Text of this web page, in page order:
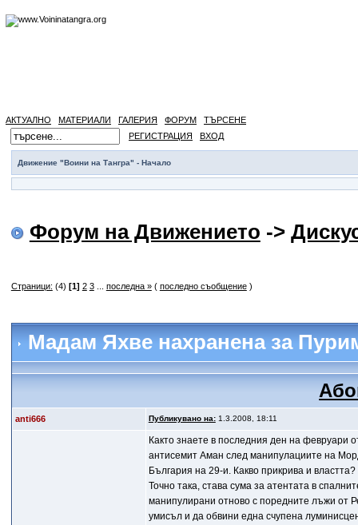
АКТУАЛНО МАТЕРИАЛИ ГАЛЕРИЯ ФОРУМ
ТЪРСЕНЕ
РЕГИСТРАЦИЯ
ВХОД
Движение "Воини на Тангра" - Начало
Форум на Движението ->
Страници: (4) [1] 2 3... последна »( последно съобщение)
Мадам Яхве нахранена за
anti666 Публикувано на:1.3.2008, 18:11
Както знаете в последния ден на февруари
антисемит Аман след манипулациите на
България на 29-и. Какво прикрива и властта?
Точно така, става сума за атентата в
манипулирани отново с поредните лъжи от
умисъл и да обвини една счупена